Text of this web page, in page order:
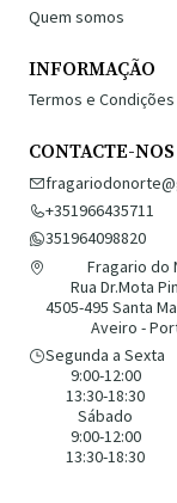
Quem somos
INFORMAÇÃO
Termos e Condições
CONTACTE-NOS
+351966435711
351964098820
Fragario do
Rua Dr.Mota
4505-495 Santa
Aveiro -
Segunda a Sexta
9:00-12:00
13:30-18:30
Sábado
9:00-12:00
13:30-18:30